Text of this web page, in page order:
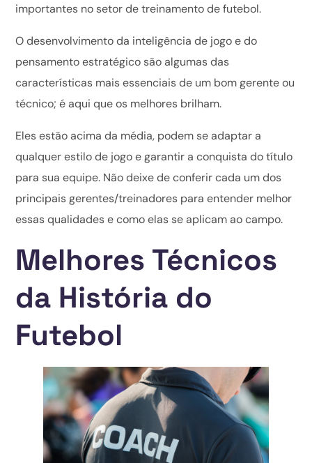
importantes no setor de treinamento de futebol.
O desenvolvimento da inteligência de jogo e do
pensamento estratégico são algumas das
características mais essenciais de um bom gerente ou
técnico; é aqui que os melhores brilham.
Eles estão acima da média, podem se adaptar a
qualquer estilo de jogo e garantir a conquista do título
para sua equipe. Não deixe de conferir cada um dos
principais gerentes/treinadores para entender melhor
essas qualidades e como elas se aplicam ao campo.
Melhores Técnicos
da História do
Futebol